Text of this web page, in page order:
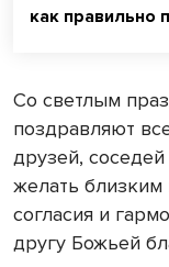
как правильно
Со светлым
поздравляют
друзей,
желать близким
согласия и
другу Божьей